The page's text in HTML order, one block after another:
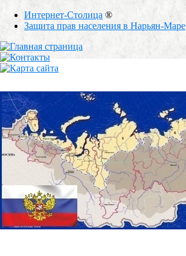
Интернет-Столица ®
Защита прав населения в Нарьян-Маре